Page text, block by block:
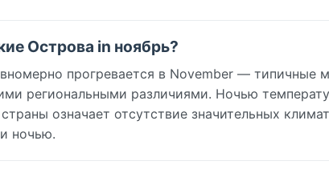
Острова in ноябрь?
прогревается в November — типичные
региональными различиями. Ночью
означает отсутствие значительных
ночью.